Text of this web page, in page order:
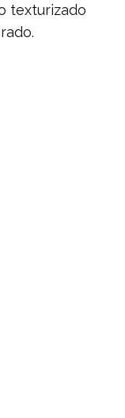
texturizado